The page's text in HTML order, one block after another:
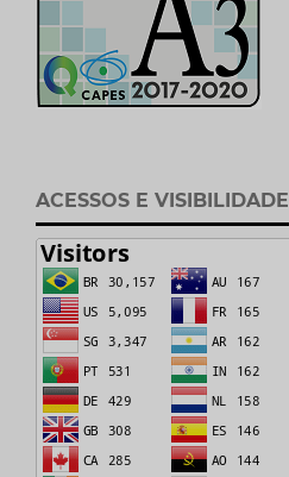
ACESSOS E VISIBILIDADE